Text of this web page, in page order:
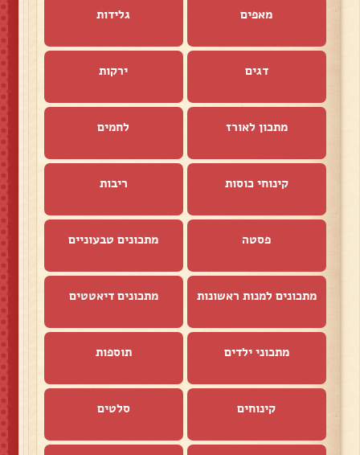
מאפים גלידות
דגים ירקות
מתכון לאורז לחמים
קינוחי כוסות ריבות
פסטה מתכונים טבעוניים
מתכונים למנות ראשונות מתכונים דיאטטים
מתכוני ילדים תוספות
קינוחים סלטים